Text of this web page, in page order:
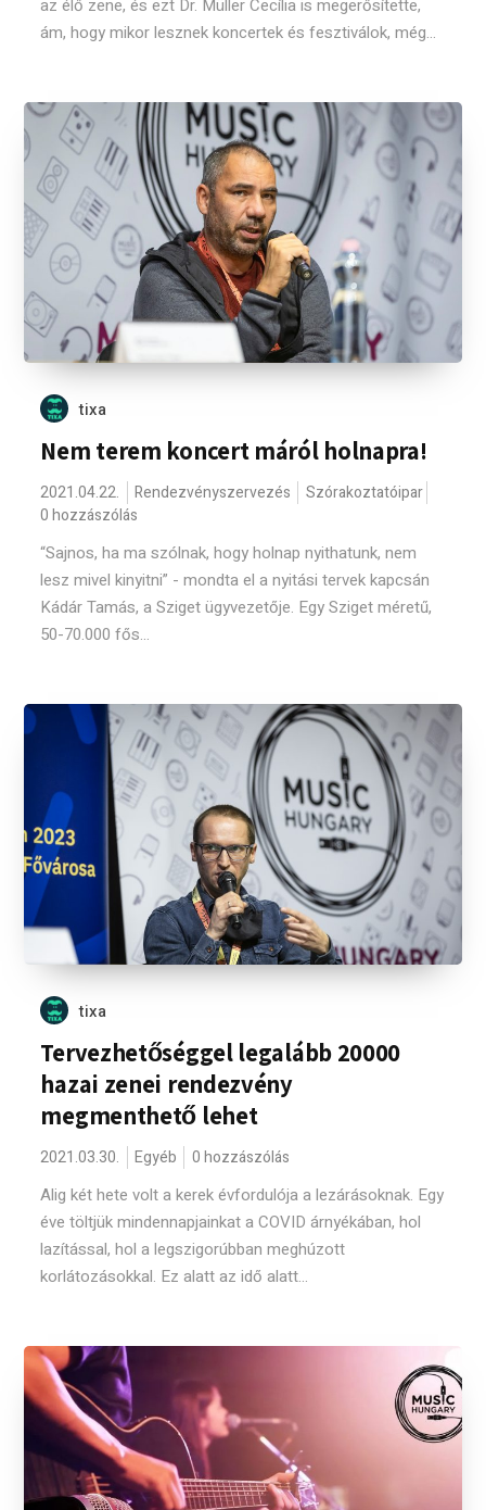
az élő zene, és ezt Dr. Müller Cecília is megerősítette,
ám, hogy mikor lesznek koncertek és fesztiválok, még...
tixa
Nem terem koncert máról holnapra!
2021.04.22. Rendezvényszervezés
Szórakoztatóipar
0 hozzászólás
“Sajnos, ha ma szólnak, hogy holnap nyithatunk, nem
lesz mivel kinyitni” - mondta el a nyitási tervek kapcsán
Kádár Tamás, a Sziget ügyvezetője. Egy Sziget méretű,
50-70.000 fős...
tixa
Tervezhetőséggel legalább 20000
hazai zenei rendezvény
megmenthető lehet
2021.03.30. Egyéb 0 hozzászólás
Alig két hete volt a kerek évfordulója a lezárásoknak. Egy
éve töltjük mindennapjainkat a COVID árnyékában, hol
lazítással, hol a legszigorúbban meghúzott
korlátozásokkal. Ez alatt az idő alatt...